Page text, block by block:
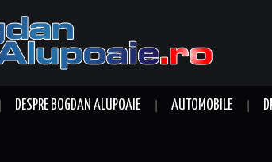
DESPRE BOGDAN ALUPOAIE AUTOMOBILE